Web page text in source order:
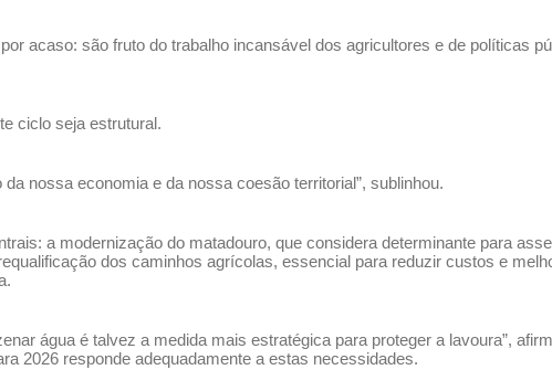
acaso: são fruto do trabalho incansável dos agricultores e de políticas
ciclo seja estrutural.
nossa economia e da nossa coesão territorial”, sublinhou.
a modernização do matadouro, que considera determinante para
dos caminhos agrícolas, essencial para reduzir custos e
água é talvez a medida mais estratégica para proteger a lavoura”,
2026 responde adequadamente a estas necessidades.